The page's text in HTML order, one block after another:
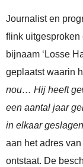
Journalist en
flink uitgesproken
bijnaam ‘Losse
geplaatst waarin
nou… Hij heeft
een aantal jaar
in elkaar
aan het adres
ontstaat. De